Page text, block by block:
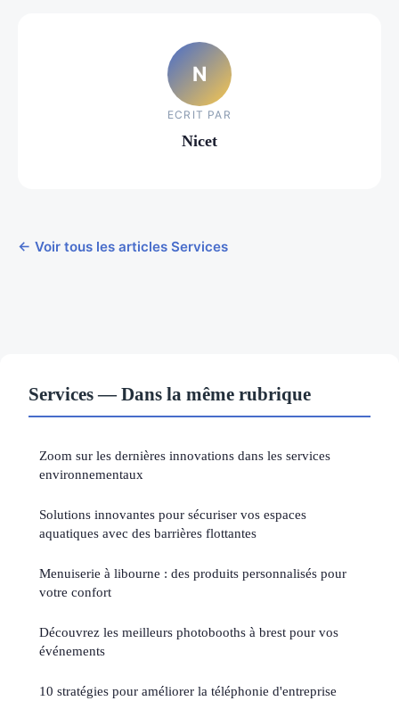
N
ECRIT PAR
Nicet
← Voir tous les articles Services
Services — Dans la même rubrique
Zoom sur les dernières innovations dans les services
environnementaux
Solutions innovantes pour sécuriser vos espaces
aquatiques avec des barrières flottantes
Menuiserie à libourne : des produits personnalisés pour
votre confort
Découvrez les meilleurs photobooths à brest pour vos
événements
10 stratégies pour améliorer la téléphonie d'entreprise